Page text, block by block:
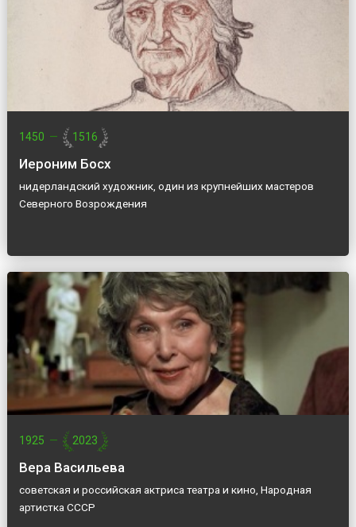
1450 — 1516
Иероним Босх
нидерландский художник, один из крупнейших мастеров
Северного Возрождения
1925 — 2023
Вера Васильева
советская и российская актриса театра и кино, Народная
артистка СССР